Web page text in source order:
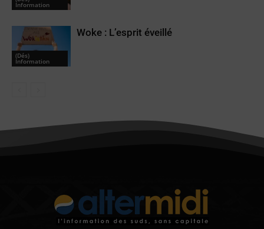
Information
(Dés)
Information
Woke : L’esprit éveillé